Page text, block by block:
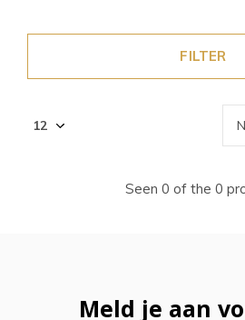
FILTER
Seen 0 of the 0
Meld je aan